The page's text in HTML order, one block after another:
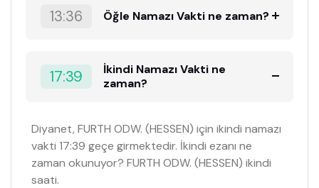
13:36 Öğle Namazı Vakti ne zaman?
17:39
İkindi Namazı Vakti ne
zaman?
Diyanet, FURTH ODW. (HESSEN) için ikindi namazı
vakti 17:39 geçe girmektedir. İkindi ezanı ne
zaman okunuyor? FURTH ODW. (HESSEN) ikindi
saati.